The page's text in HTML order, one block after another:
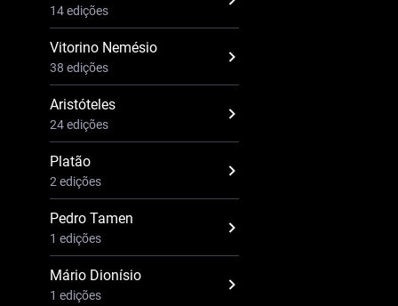
14 edições
Vitorino Nemésio
38 edições
Aristóteles
24 edições
Platão
2 edições
Pedro Tamen
1 edições
Mário Dionísio
1 edições